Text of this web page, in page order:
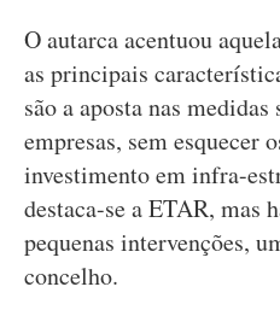
O autarca acentuou
as principais
são a aposta nas
empresas, sem esquecer
investimento em infra-
destaca-se a ETAR, mas
pequenas intervenções,
concelho.